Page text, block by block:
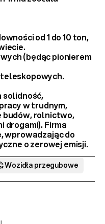
od 1 do 10 ton,
(będąc pionierem
.
solidność,
w trudnym,
budów, rolnictwo,
drogami). Firma
wprowadzając do
o zerowej emisji.
Wozidła przegubowe